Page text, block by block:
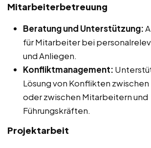
Mitarbeiterbetreuung
Beratung und Unterstützung:
für Mitarbeiter bei
und Anliegen.
Konfliktmanagement:
Lösung von Konflikten
oder zwischen Mitarbeitern und
Führungskräften.
Projektarbeit